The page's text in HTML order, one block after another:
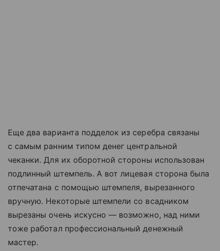
Еще два варианта подделок из серебра связаны
с самым ранним типом денег центральной
чеканки. Для их оборотной стороны использован
подлинный штемпель. А вот лицевая сторона была
отпечатана с помощью штемпеля, вырезанного
вручную. Некоторые штемпели со всадником
вырезаны очень искусно — возможно, над ними
тоже работал профессиональный денежный
мастер.